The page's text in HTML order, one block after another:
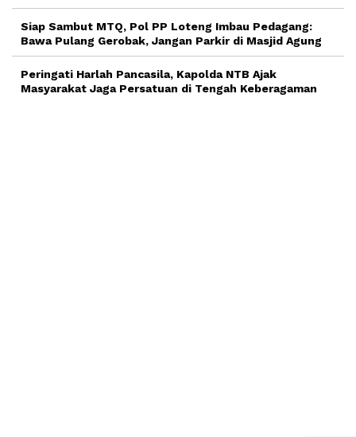
Siap Sambut MTQ, Pol PP Loteng Imbau Pedagang:
Bawa Pulang Gerobak, Jangan Parkir di Masjid Agung
Peringati Harlah Pancasila, Kapolda NTB Ajak
Masyarakat Jaga Persatuan di Tengah Keberagaman